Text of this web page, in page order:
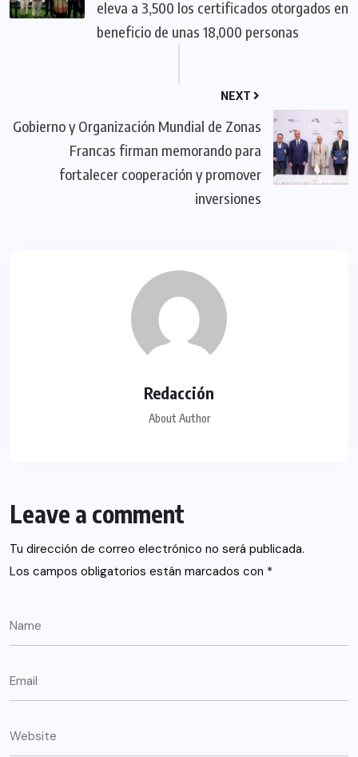
eleva a 3,500 los certificados otorgados en
beneficio de unas 18,000 personas
NEXT
Gobierno y Organización Mundial de Zonas
Francas firman memorando para
fortalecer cooperación y promover
inversiones
Redacción
About Author
Leave a comment
Tu dirección de correo electrónico no será publicada.
Los campos obligatorios están marcados con *